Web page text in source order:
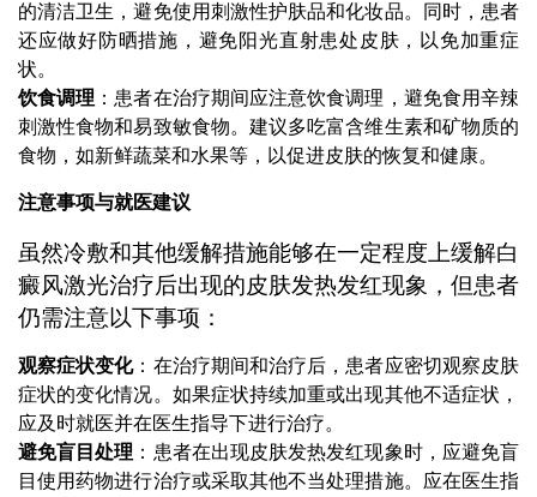
的清洁卫生，避免使用刺激性护肤品和化妆品。同时，患者
还应做好防晒措施，避免阳光直射患处皮肤，以免加重症
状。
饮食调理 ：患者在治疗期间应注意饮食调理，避免食用辛辣
刺激性食物和易致敏食物。建议多吃富含维生素和矿物质的
食物，如新鲜蔬菜和水果等，以促进皮肤的恢复和健康。
注意事项与就医建议
虽然冷敷和其他缓解措施能够在一定程度上缓解白
癜风激光治疗后出现的皮肤发热发红现象，但患者
仍需注意以下事项：
观察症状变化：在治疗期间和治疗后，患者应密切观察皮肤
症状的变化情况。如果症状持续加重或出现其他不适症状，
应及时就医并在医生指导下进行治疗。
避免盲目处理 ：患者在出现皮肤发热发红现象时，应避免盲
目使用药物进行治疗或采取其他不当处理措施。应在医生指